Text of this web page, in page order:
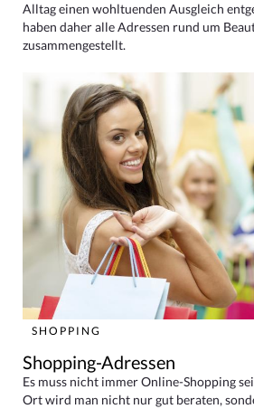
Alltag einen wohltuenden Ausgleich
haben daher alle Adressen rund um
zusammengestellt.
SHOPPING
Shopping-Adressen
Es muss nicht immer Online-Shopping
Ort wird man nicht nur gut beraten,